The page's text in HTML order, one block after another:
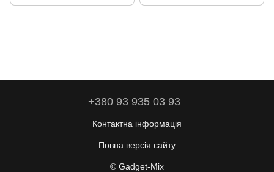
+380 93 935 03 93
Контактна інформація
Повна версія сайту
© Gadget-Mix